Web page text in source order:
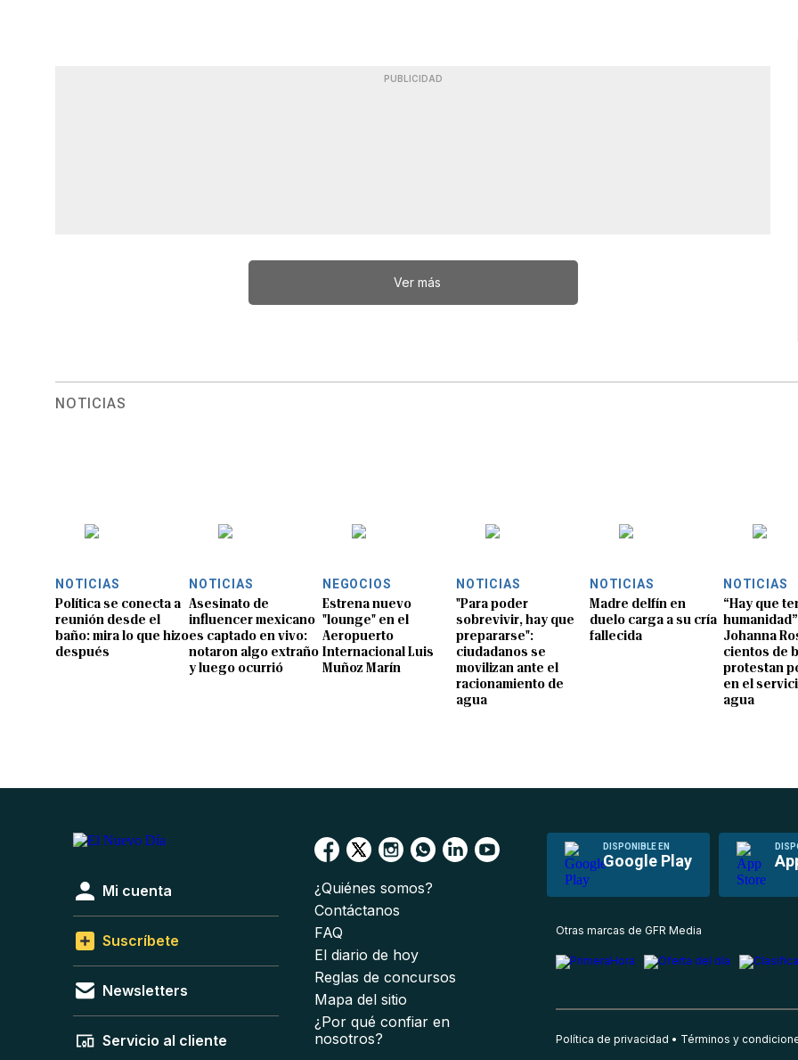
PUBLICIDAD
Ver más
NOTICIAS
NOTICIAS
Política se conecta a
reunión desde el
baño: mira lo que hizo
después
NOTICIAS
Asesinato de
influencer mexicano
es captado en vivo:
notaron algo extraño
y luego ocurrió
NEGOCIOS
Estrena nuevo
"lounge" en el
Aeropuerto
Internacional Luis
Muñoz Marín
NOTICIAS
"Para poder
sobrevivir, hay que
prepararse":
ciudadanos se
movilizan ante el
racionamiento de
agua
NOTICIAS
Madre delfín en
duelo carga a su cría
fallecida
NOTICIAS
“Hay que
Johanna
cientos de
protestan
en el
agua
DISPONIBLE EN
Google Play
Mi cuenta
Suscríbete
Newsletters
Servicio al cliente
¿Quiénes somos?
Contáctanos
FAQ
El diario de hoy
Reglas de concursos
Mapa del sitio
¿Por qué confiar en
nosotros?
Otras marcas de GFR Media
Política de privacidad Términos y